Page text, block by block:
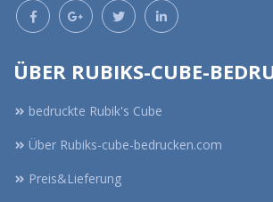
ÜBER RUBIKS-CUBE-
bedruckte Rubik's Cube
Über Rubiks-cube-bedrucken.com
Preis&Lieferung